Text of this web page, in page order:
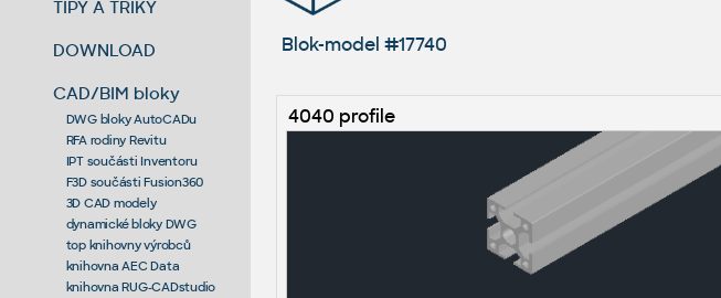
TIPY A TRIKY
DOWNLOAD
CAD/BIM bloky
DWG bloky AutoCADu
RFA rodiny Revitu
IPT součásti Inventoru
F3D součásti Fusion360
3D CAD modely
dynamické bloky DWG
top knihovny výrobců
knihovna AEC Data
knihovna RUG-CADstudio
Blok-model #17740
4040 profile